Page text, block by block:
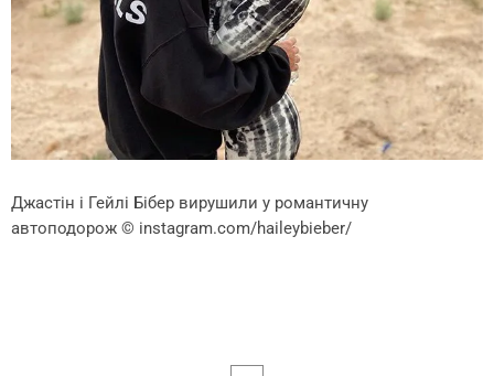
Джастін і Гейлі Бібер вирушили у романтичну
автоподорож © instagram.com/haileybieber/